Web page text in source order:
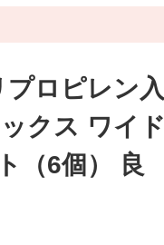
ロピレン入
クス ワイド
（6個） 良